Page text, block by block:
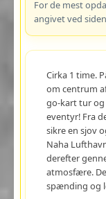
For de mest
angivet ved
Cirka 1 time.
om centrum
go-kart tur og
eventyr! Fra
sikre en sjov
Naha
derefter
atmosfære.
spænding og